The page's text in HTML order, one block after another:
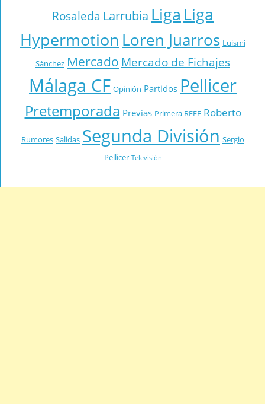
Rosaleda Larrubia Liga Liga
Hypermotion Loren Juarros Luismi
Sánchez Mercado Mercado de Fichajes
Málaga CF Opinión Partidos Pellicer
Pretemporada Previas Primera RFEF Roberto
Rumores Salidas Segunda División Sergio
Pellicer Televisión